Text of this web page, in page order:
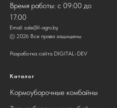
Время работы: с 09:00 до
17:00
Email: sale@l-agro.by
© 2026 Все права защищены
Разработка сайта DIGITAL-DEV
Каталог
Кормоуборочные комбайны